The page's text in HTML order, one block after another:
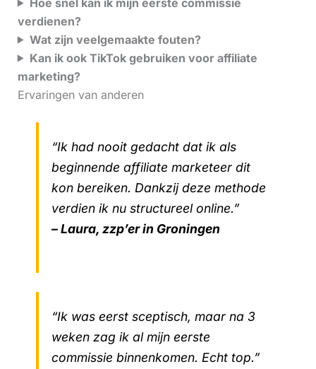
verdienen?
Wat zijn veelgemaakte fouten?
Kan ik ook TikTok gebruiken voor affiliate
marketing?
Ervaringen van anderen
“Ik had nooit gedacht dat ik als
beginnende affiliate marketeer dit
kon bereiken. Dankzij deze methode
verdien ik nu structureel online.”
– Laura, zzp’er in Groningen
“Ik was eerst sceptisch, maar na 3
weken zag ik al mijn eerste
commissie binnenkomen. Echt top.”